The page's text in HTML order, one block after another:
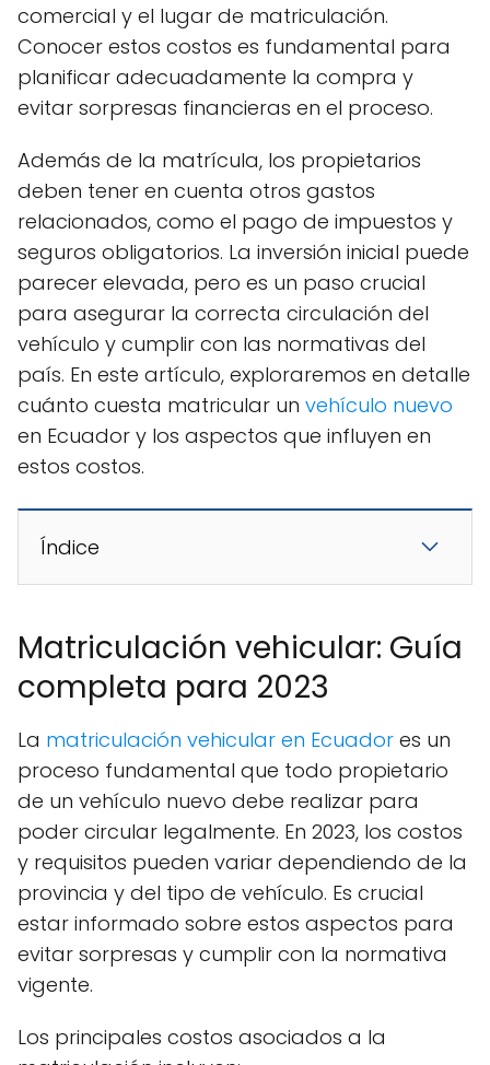
comercial y el lugar de matriculación.
Conocer estos costos es fundamental para
planificar adecuadamente la compra y
evitar sorpresas financieras en el proceso.
Además de la matrícula, los propietarios
deben tener en cuenta otros gastos
relacionados, como el pago de impuestos y
seguros obligatorios. La inversión inicial puede
parecer elevada, pero es un paso crucial
para asegurar la correcta circulación del
vehículo y cumplir con las normativas del
país. En este artículo, exploraremos en detalle
cuánto cuesta matricular un vehículo nuevo
en Ecuador y los aspectos que influyen en
estos costos.
Índice
Matriculación vehicular: Guía
completa para 2023
La matriculación vehicular en Ecuador es un
proceso fundamental que todo propietario
de un vehículo nuevo debe realizar para
poder circular legalmente. En 2023, los costos
y requisitos pueden variar dependiendo de la
provincia y del tipo de vehículo. Es crucial
estar informado sobre estos aspectos para
evitar sorpresas y cumplir con la normativa
vigente.
Los principales costos asociados a la